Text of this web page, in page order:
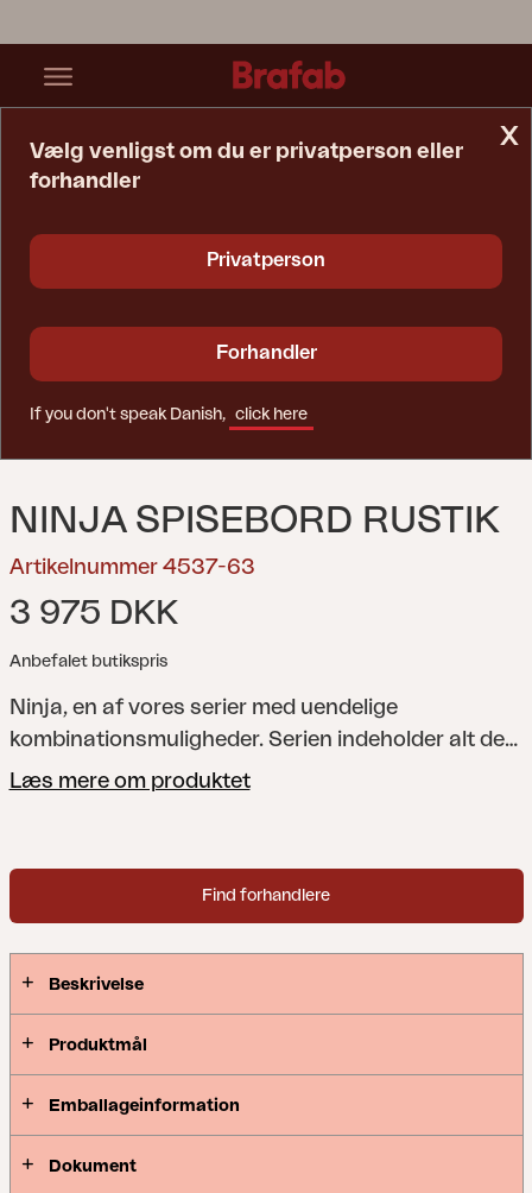
NINJA SPISEBORD RUSTIK
Artikelnummer 4537-63
3 975 DKK
Anbefalet butikspris
Ninja, en af vores serier med uendelige
kombinationsmuligheder. Serien indeholder alt det,
du behøver for at lave en skøn sofagruppe eller et
Læs mere om produktet
Find forhandlere
Beskrivelse
Produktmål
Emballageinformation
Dokument
x
Vælg venligst om du er privatperson eller
forhandler
Privatperson
Forhandler
If you don't speak Danish, click here